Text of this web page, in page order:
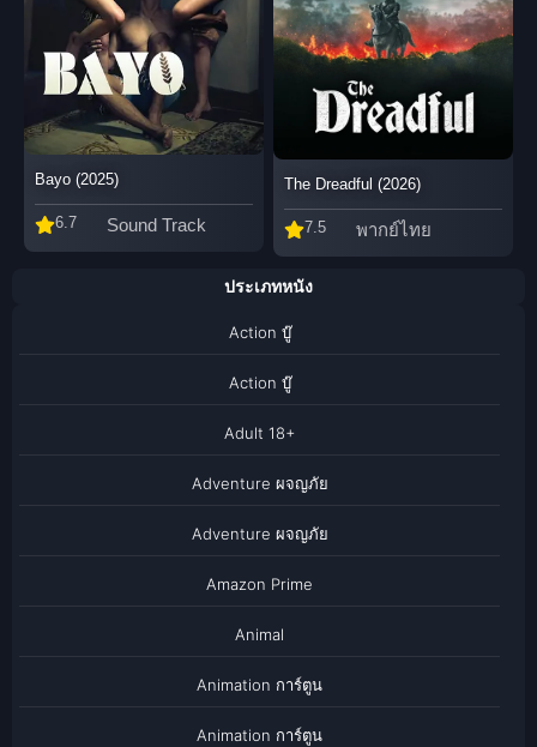
Bayo (2025)
6.7 Sound Track
The Dreadful (2026)
7.5 พากย์ไทย
ประเภทหนัง
Action บู๊
Action บู๊
Adult 18+
Adventure ผจญภัย
Adventure ผจญภัย
Amazon Prime
Animal
Animation การ์ตูน
Animation การ์ตูน